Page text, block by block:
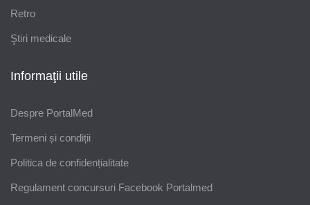
Retro
Ştiri medicale
Informaţii utile
Despre PortalMed
Termeni și condiții
Politica de confidențialitate
Regulament concursuri Facebook Portalmed